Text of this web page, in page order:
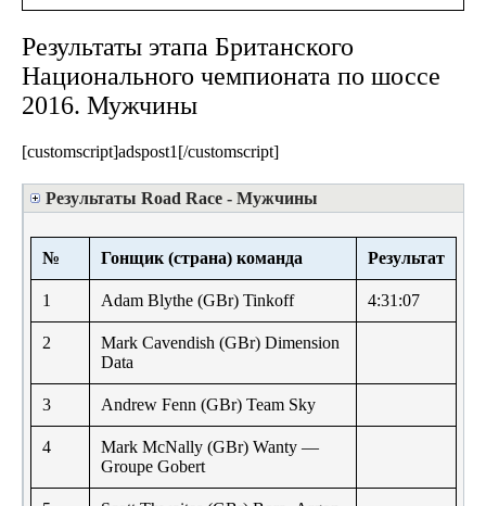
Результаты этапа Британского
Национального чемпионата по шоссе
2016. Мужчины
[customscript]adspost1[/customscript]
Результаты Road Race - Мужчины
№ Гонщик (страна) команда Результат
1 Adam Blythe (GBr) Tinkoff 4:31:07
2
Mark Cavendish (GBr) Dimension
Data
3 Andrew Fenn (GBr) Team Sky
4
Mark McNally (GBr) Wanty —
Groupe Gobert